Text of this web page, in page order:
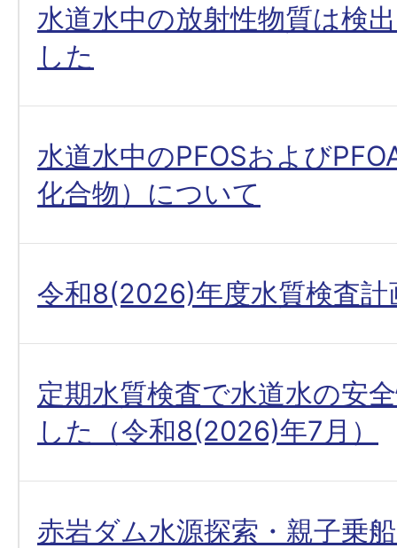
水道水中の放射性物質は検
した
水道水中のPFOSおよび
化合物）について
令和8(2026)年度水質検査計
定期水質検査で水道水の安
した（令和8(2026)年7月）
赤岩ダム水源探索・親子乗